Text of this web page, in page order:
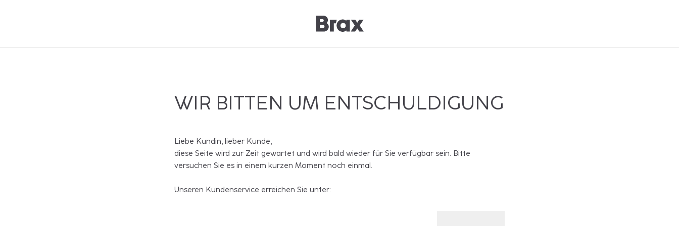
WIR BITTEN UM ENTSCHULDIGUNG
Liebe Kundin, lieber Kunde,
diese Seite wird zur Zeit gewartet und wird bald wieder für Sie verfügbar sein. Bitte
versuchen Sie es in einem kurzen Moment noch einmal.
Unseren Kundenservice erreichen Sie unter: